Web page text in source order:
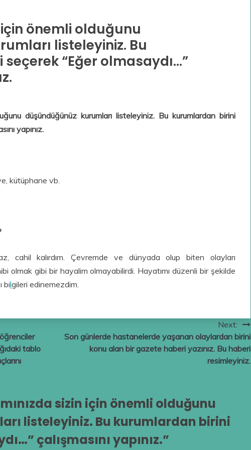
için önemli olduğunu
listeleyiniz. Bu
“Eğer olmasaydı…”
düşündüğünüz kurumları listeleyiniz. Bu kurumlardan birini
yapınız.
kütüphane vb.
cahil kalırdım. Çevremde ve dünyada olup biten olayları
olmak gibi bir hayalim olmayabilirdi. Hayatımı düzenli bir şekilde
bilgileri edinemezdim.
tablo
Next:
Son günlerde hastanelerde yaşanan olaylardan birini
konu alan bir gazete haberi yazınız. Bu haberi
resimleyiniz.
sizin için önemli olduğunu
listeleyiniz. Bu kurumlardan birini
çalışmasını yapınız.”